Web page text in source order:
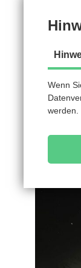
Wenn
werden.